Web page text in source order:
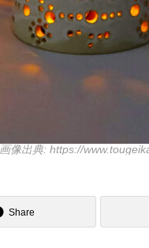
画像出典: https://
Share